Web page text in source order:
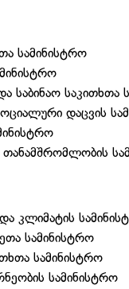
სამინისტრო
საბინაო საკითხთა
დაცვის
კლიმატის
სამინისტრო
სამინისტრო
სამინისტრო